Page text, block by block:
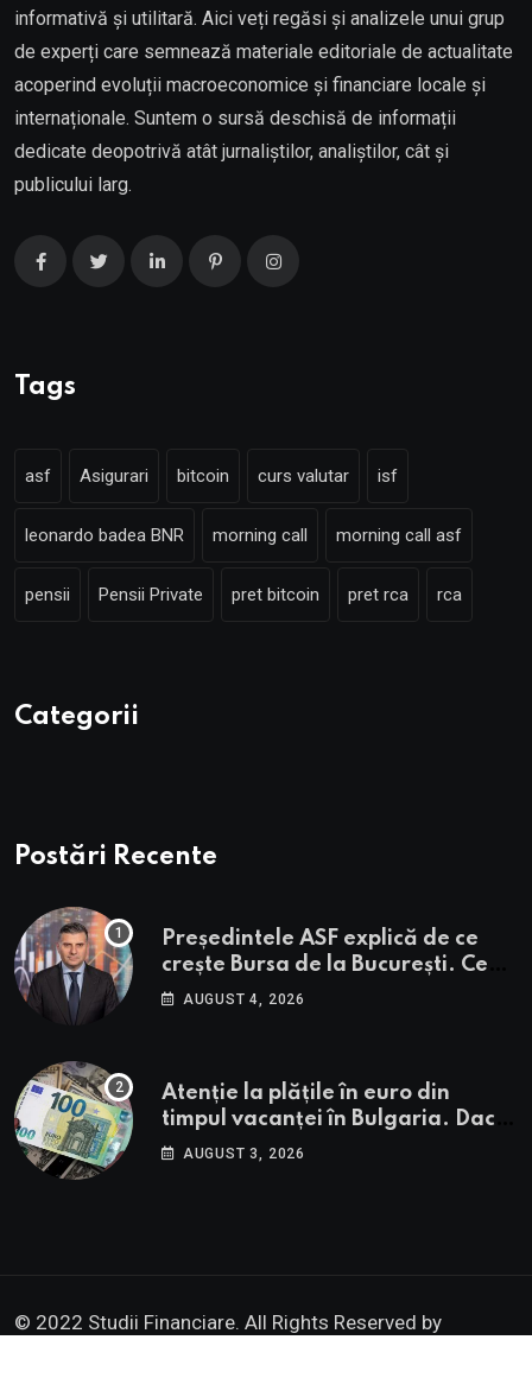
informativă și utilitară. Aici veți regăsi și analizele unui grup
de experți care semnează materiale editoriale de actualitate
acoperind evoluții macroeconomice și financiare locale și
internaționale. Suntem o sursă deschisă de informații
dedicate deopotrivă atât jurnaliștilor, analiștilor, cât și
publicului larg.
Tags
asf Asigurari bitcoin curs valutar isf
leonardo badea BNR morning call morning call asf
pensii Pensii Private pret bitcoin pret rca rca
Categorii
Postări Recente
Președintele ASF explică de ce
crește Bursa de la București. Ce
urmează pentru BVB potrivit lui
AUGUST 4, 2026
Atenție la plățile în euro din
timpul vacanței în Bulgaria. Dacă
în România cele mai falsificate
AUGUST 3, 2026
© 2022 Studii Financiare. All Rights Reserved by